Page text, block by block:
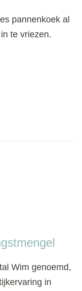
pannenkoek al
te vriezen.
Wim genoemd,
in